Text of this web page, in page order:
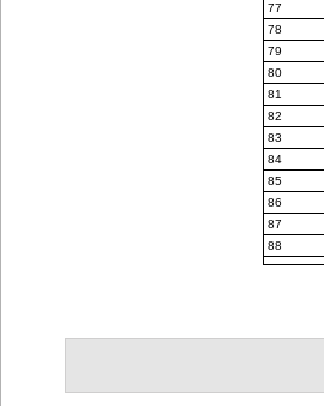
77
78
79
80
81
82
83
84
85
86
87
88